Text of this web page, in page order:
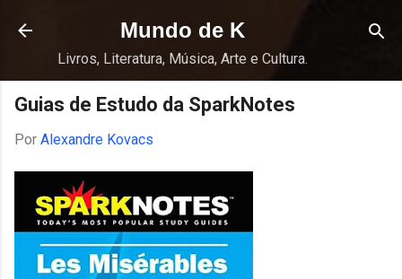
Pular para o conteúdo principal
Mundo de K
Livros, Literatura, Música, Arte e Cultura.
Guias de Estudo da SparkNotes
Por Alexandre Kovacs